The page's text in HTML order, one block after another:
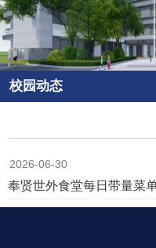
校园动态
2026-06-30
奉贤世外食堂每日带量菜